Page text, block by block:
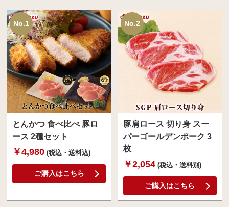
No.1
とんかつ 食べ比べ 豚ロ
ース 2種セット
￥4,980 (税込・送料込)
ご購入はこちら
No.2
豚肩ロース 切り身 スー
パーゴールデンポーク 3
枚
￥2,054 (税込・送料別)
ご購入はこちら